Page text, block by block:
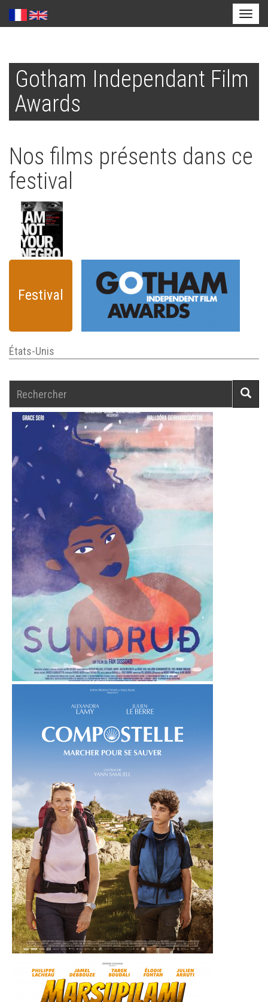
contenu
principal
Gotham Independant Film
Awards
Nos films présents dans ce
festival
Festival
États-Unis